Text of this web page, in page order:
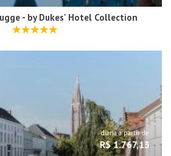
- by Dukes' Hotel Collection
diária a partir de
R$ 1.767,13